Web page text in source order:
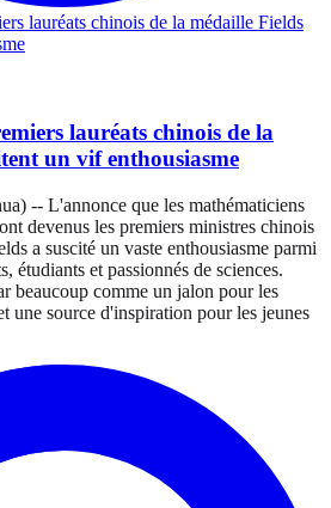
lauréats chinois de la
un vif enthousiasme
-- L'annonce que les mathématiciens
devenus les premiers ministres chinois
a suscité un vaste enthousiasme parmi
étudiants et passionnés de sciences.
beaucoup comme un jalon pour les
une source d'inspiration pour les jeunes